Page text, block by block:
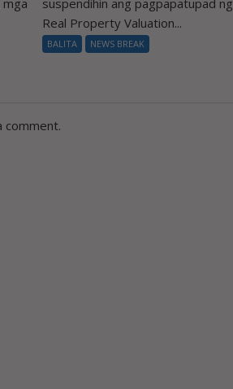
mga
suspendihin ang pagpapatupad ng
Real Property Valuation...
BALITA NEWS BREAK
comment.